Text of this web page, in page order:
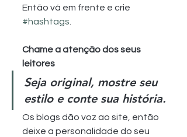
Então vá em frente e crie
#hashtags
Chame a atenção dos seus
leitores
Seja original, mostre seu
estilo e conte sua história.
Os blogs dão voz ao site, então
deixe a personalidade do seu